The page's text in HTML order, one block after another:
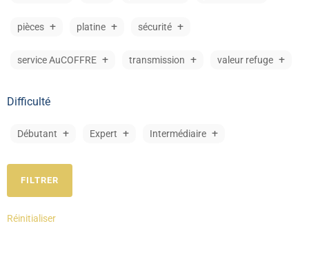
pièces platine sécurité
service AuCOFFRE transmission valeur refuge
Difficulté
Débutant Expert Intermédiaire
Réinitialiser